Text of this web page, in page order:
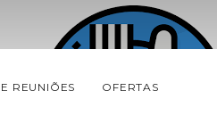
REUNIÕES OFERTAS